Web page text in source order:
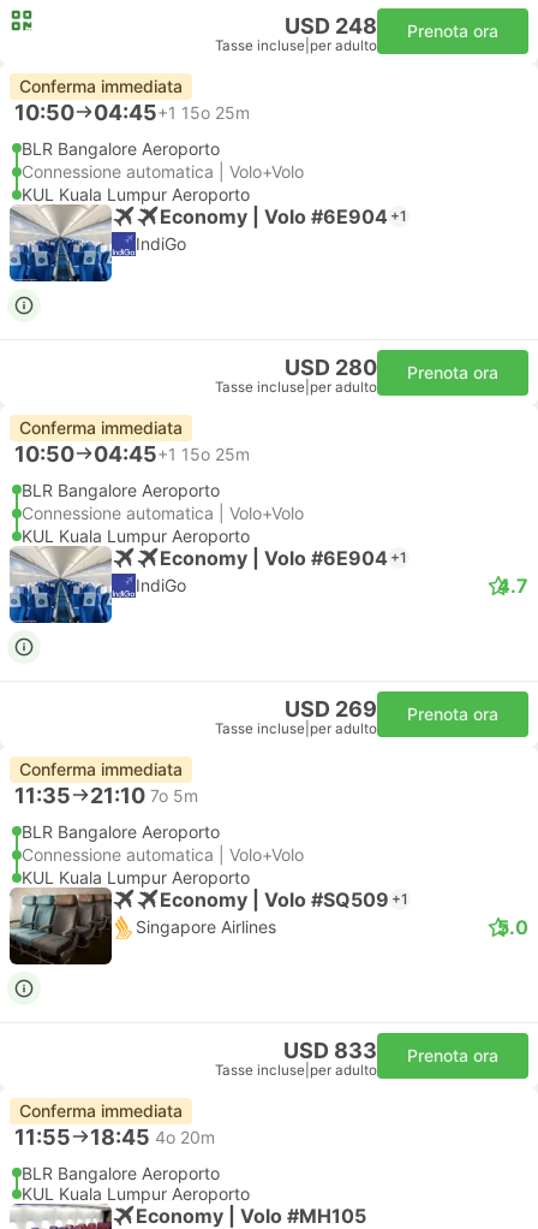
USD 248
Tasse incluse per adulto
Prenota ora
Conferma immediata
10:50 04:45+1 15o 25m
BLR Bangalore Aeroporto
Connessione automatica | Volo+Volo
KUL Kuala Lumpur Aeroporto
Economy | Volo #6E904 +1
IndiGo
USD 280
Tasse incluse per adulto
Prenota ora
Conferma immediata
10:50 04:45+1 15o 25m
BLR Bangalore Aeroporto
Connessione automatica | Volo+Volo
KUL Kuala Lumpur Aeroporto
Economy | Volo #6E904 +1
IndiGo 4.7
USD 269
Tasse incluse per adulto
Prenota ora
Conferma immediata
11:35 21:10 7o 5m
BLR Bangalore Aeroporto
Connessione automatica | Volo+Volo
KUL Kuala Lumpur Aeroporto
Economy | Volo #SQ509 +1
Singapore Airlines 5.0
USD 833
Tasse incluse per adulto
Prenota ora
Conferma immediata
11:55 18:45 4o 20m
BLR Bangalore Aeroporto
KUL Kuala Lumpur Aeroporto
Economy | Volo #MH105